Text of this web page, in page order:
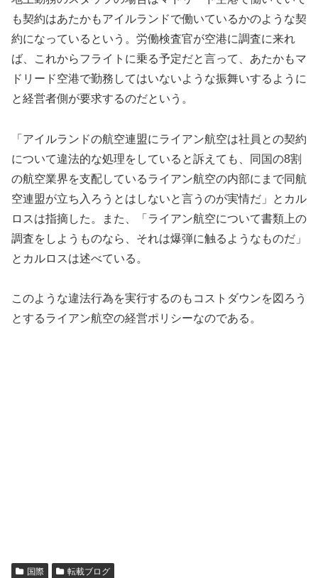
も契約はあたかもアイルランドで働いているかのような契
約になっているという。労働検査官が空港に調査に来れ
ば、これからフライトに乗る予定だと言って、あたかもマ
ドリード空港で勤務してはいないような振舞いするように
と経営者側が要求するのだという。
「アイルランドの航空連盟にライアン航空は社員との契約
について違法的な処理をしていると訴えても、同国の8割
の航空業界を支配しているライアン航空の内部にまで同航
空連盟が立ち入ろうとはしないと言うのが実情だ」とカル
ロスは指摘した。また、「ライアン航空について書類上の
調査をしようものなら、それは爆弾に触るようなものだ」
とカルロスは述べている。
このような違法行為を実行するのもコストダウンを図ろう
とするライアン航空の経営ポリシーなのである。
国際 転載ブログ